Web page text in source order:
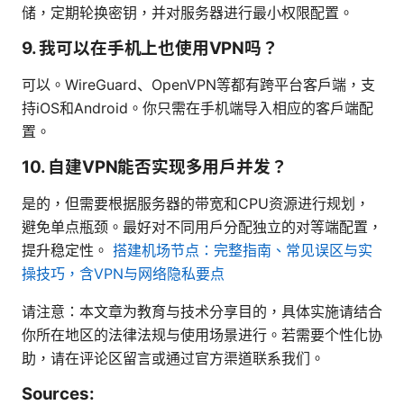
储，定期轮换密钥，并对服务器进行最小权限配置。
9. 我可以在手机上也使用VPN吗？
可以。WireGuard、OpenVPN等都有跨平台客户端，支
持iOS和Android。你只需在手机端导入相应的客户端配
置。
10. 自建VPN能否实现多用户并发？
是的，但需要根据服务器的带宽和CPU资源进行规划，
避免单点瓶颈。最好对不同用户分配独立的对等端配置，
提升稳定性。 搭建机场节点：完整指南、常见误区与实
操技巧，含VPN与网络隐私要点
请注意：本文章为教育与技术分享目的，具体实施请结合
你所在地区的法律法规与使用场景进行。若需要个性化协
助，请在评论区留言或通过官方渠道联系我们。
Sources: